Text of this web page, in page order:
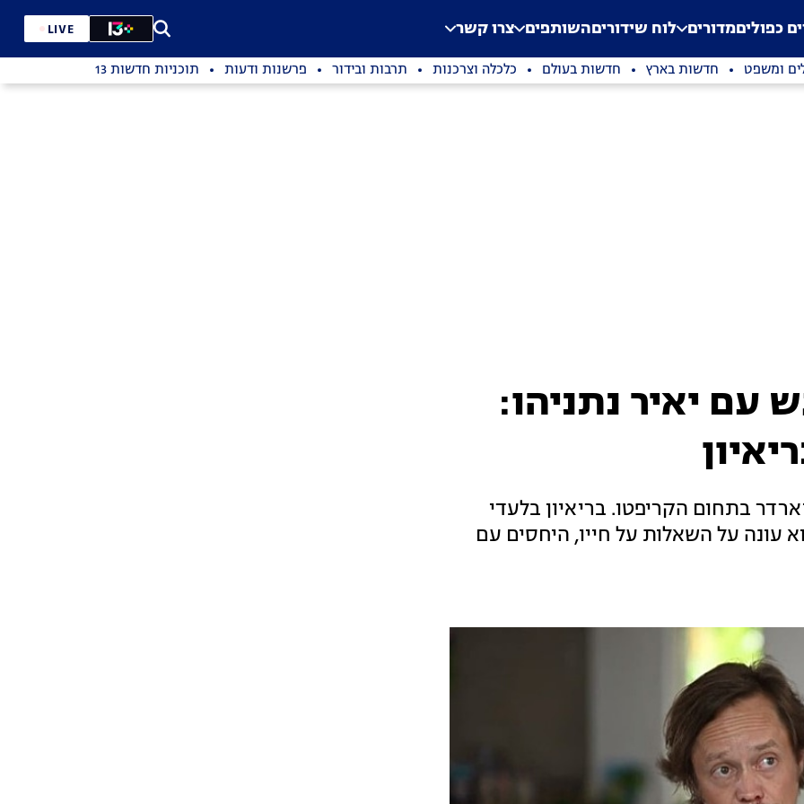
Application error: a
. כפוליםמדורים לוח שידוריםהשותפים צרו קשר LIVE
ומשפט חדשות בארץ חדשות בעולם כלכלה וצרכנות תרבות ובידור פרשנות ודעות תוכניות חדשות 13
עם יאיר נתניהו:
בתחום הקריפטו. בריאיון בלעדי
הוא עונה על השאלות על חייו, היחסים עם